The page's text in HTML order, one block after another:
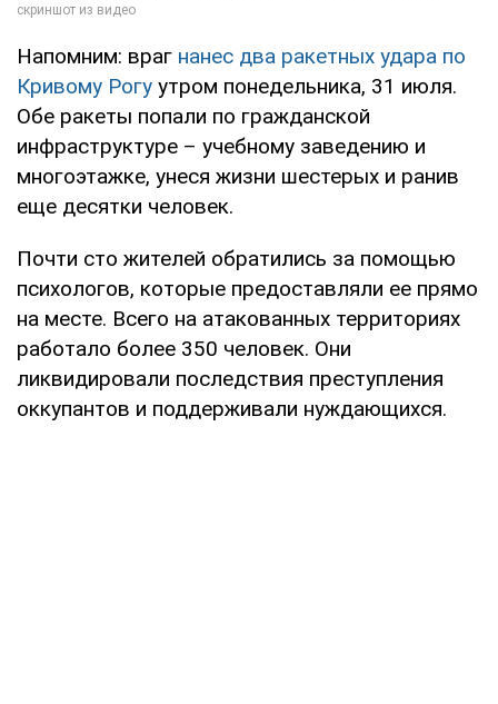
Напомним: враг нанес два ракетных удара по
Кривому Рогу утром понедельника, 31 июля.
Обе ракеты попали по гражданской
инфраструктуре – учебному заведению и
многоэтажке, унеся жизни шестерых и ранив
еще десятки человек.
Почти сто жителей обратились за помощью
психологов, которые предоставляли ее прямо
на месте. Всего на атакованных территориях
работало более 350 человек. Они
ликвидировали последствия преступления
оккупантов и поддерживали нуждающихся.